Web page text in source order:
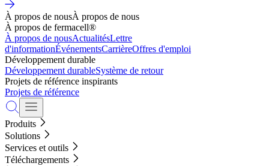
À propos de nousÀ propos de nous
À propos de fermacell®
À propos de nousActualitésLettre
d'informationÉvénementsCarrièreOffres d'emploi
Développement durable
Développement durableSystème de retour
Projets de référence inspirants
Projets de référence
Produits
Solutions
Services et outils
Téléchargements